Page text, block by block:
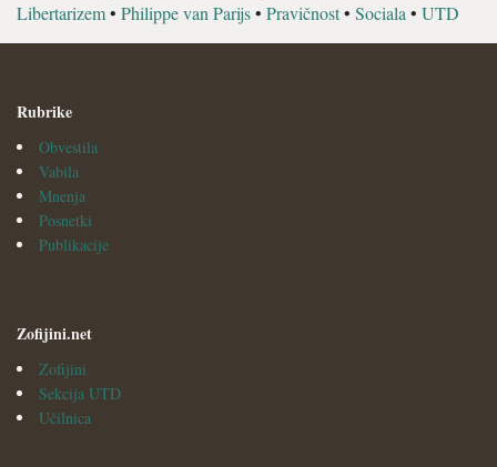
Libertarizem• Philippe van Parijs• Pravičnost• Sociala • UTD
Rubrike
Obvestila
Vabila
Mnenja
Posnetki
Publikacije
Zofijini.net
Zofijini
Sekcija UTD
Učilnica